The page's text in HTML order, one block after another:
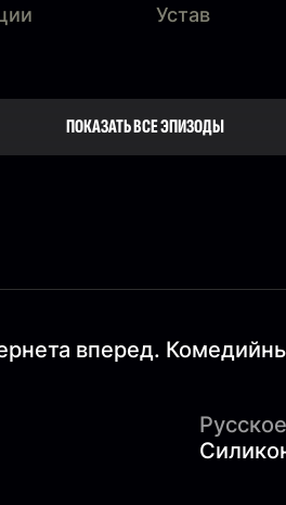
Устав
ПОКАЗАТЬ ВСЕ ЭПИЗОДЫ
вперед.